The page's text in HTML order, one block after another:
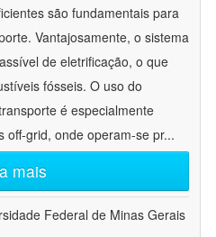
são fundamentais para
Vantajosamente, o sistema
de eletrificação, o que
fósseis. O uso do
é especialmente
off-grid, onde operam-se pr...
mais
Federal de Minas Gerais